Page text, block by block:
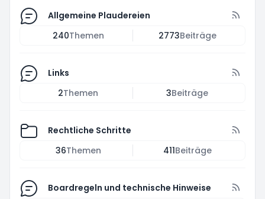
Allgemeine Plaudereien
240Themen 2773Beiträge
Links
2Themen 3Beiträge
Rechtliche Schritte
36Themen 411Beiträge
Boardregeln und technische Hinweise